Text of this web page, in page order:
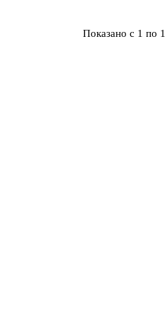
Показано с 1 по